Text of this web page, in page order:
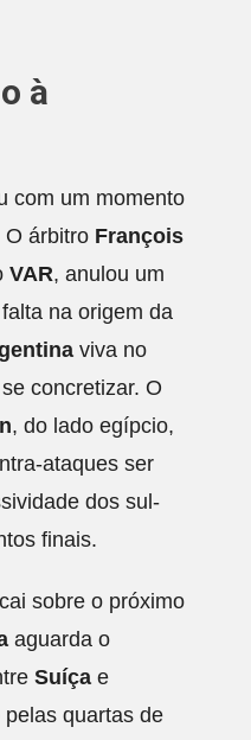
à
com um momento
O árbitro François
VAR, anulou um
na origem da
viva no
concretizar. O
, do lado egípcio,
ataques ser
dos sul-
finais.
sobre o próximo
aguarda o
Suíça e
quartas de